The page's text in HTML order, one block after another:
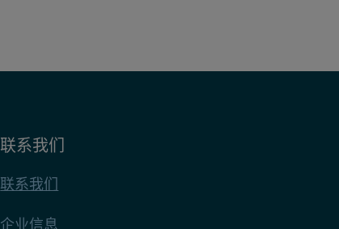
联系我们
联系我们
企业信息